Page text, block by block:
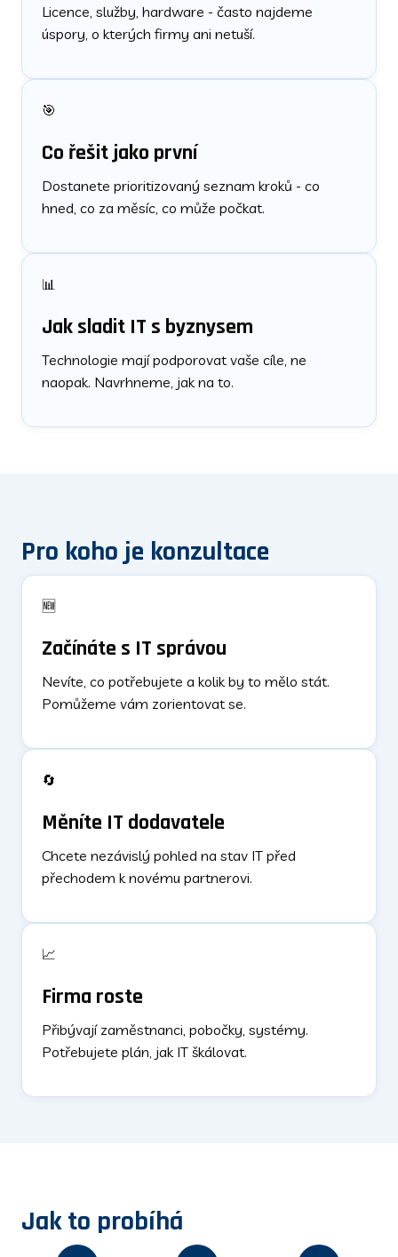
Licence, služby, hardware - často najdeme
úspory, o kterých firmy ani netuší.
🎯
Co řešit jako první
Dostanete prioritizovaný seznam kroků - co
hned, co za měsíc, co může počkat.
📊
Jak sladit IT s byznysem
Technologie mají podporovat vaše cíle, ne
naopak. Navrhneme, jak na to.
Pro koho je konzultace
🆕
Začínáte s IT správou
Nevíte, co potřebujete a kolik by to mělo stát.
Pomůžeme vám zorientovat se.
🔄
Měníte IT dodavatele
Chcete nezávislý pohled na stav IT před
přechodem k novému partnerovi.
📈
Firma roste
Přibývají zaměstnanci, pobočky, systémy.
Potřebujete plán, jak IT škálovat.
Jak to probíhá